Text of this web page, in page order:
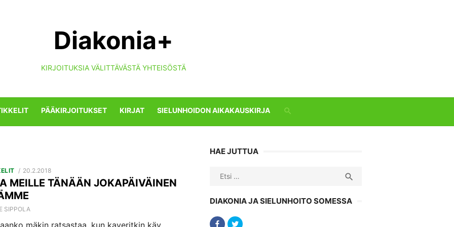
Diakonia+
KIRJOITUKSIA VÄLITTÄVÄSTÄ YHTEISÖSTÄ
PÄÄKIRJOITUKSET KIRJAT SIELUNHOIDON AIKAKAUSKIRJA
POSTED
ON
20.2.2018
MEILLE TÄNÄÄN JOKAPÄIVÄINEN
SIPPOLA
mäkin ratsastaa, kun kaveritkin käy
HAE JUTTUA
Search

DIAKONIA JA SIELUNHOITO SOMESSA